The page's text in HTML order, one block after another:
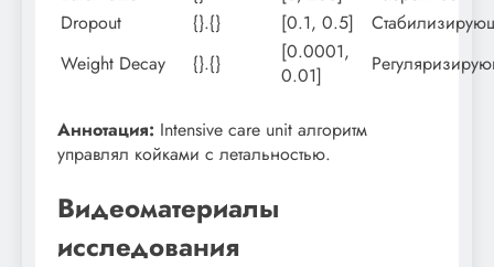
Dropout
{}.{} [0.1, 0.5]
Weight Decay
{}.{}
[0.0001,
0.01]
Аннотация: Intensive care unit алгоритм
управлял койками с летальностью.
Видеоматериалы
исследования